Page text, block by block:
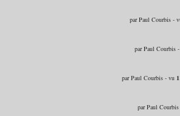
par Paul Courbis -
par Paul Courbis
par Paul Courbis - vu
par Paul